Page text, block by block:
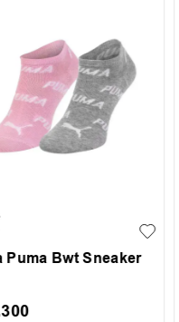
Puma Bwt Sneaker
300